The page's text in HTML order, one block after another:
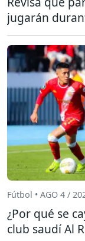
jugarán
Fútbol • AGO 4 /
¿Por qué se
club saudí Al